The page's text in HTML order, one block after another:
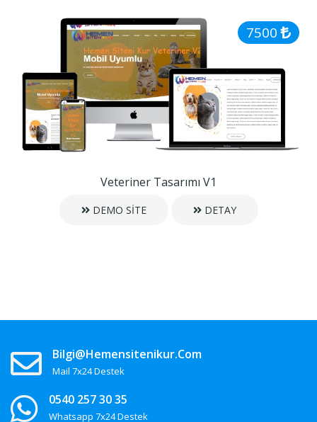
7500
Veteriner Tasarımı V1
DEMO SİTE DETAY
Bilgi@hemensitenikur.com
Mail 7x24 Destek
0540 257 30 35
Whatsapp 7x24 Destek